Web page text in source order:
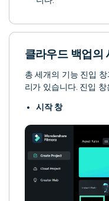
클라우드 백업의
총 세개의 기능 진입
리가 있습니다. 진입
시작 창